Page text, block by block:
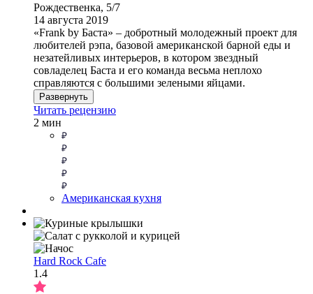
Рождественка, 5/7
14 августа 2019
«Frank by Баста» – добротный молодежный проект для
любителей рэпа, базовой американской барной еды и
незатейливых интерьеров, в котором звездный
совладелец Баста и его команда весьма неплохо
справляются с большими зелеными яйцами.
Развернуть
Читать рецензию
2 мин
Американская кухня
Hard Rock Cafe
1.4